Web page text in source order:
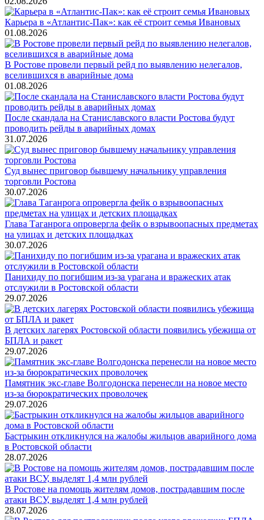
Карьера в «Атлантис-Пак»: как её строит семья Ивановых
01.08.2026
В Ростове провели первый рейд по выявлению нелегалов,
вселившихся в аварийные дома
01.08.2026
После скандала на Станиславского власти Ростова будут
проводить рейды в аварийных домах
31.07.2026
Суд вынес приговор бывшему начальнику управления
торговли Ростова
30.07.2026
Глава Таганрога опровергла фейк о взрывоопасных предметах
на улицах и детских площадках
30.07.2026
Панихиду по погибшим из-за урагана и вражеских атак
отслужили в Ростовской области
29.07.2026
В детских лагерях Ростовской области появились убежища от
БПЛА и ракет
29.07.2026
Памятник экс-главе Волгодонска перенесли на новое место
из-за бюрократических проволочек
29.07.2026
Бастрыкин откликнулся на жалобы жильцов аварийного дома
в Ростовской области
28.07.2026
В Ростове на помощь жителям домов, пострадавшим после
атаки ВСУ, выделят 1,4 млн рублей
28.07.2026